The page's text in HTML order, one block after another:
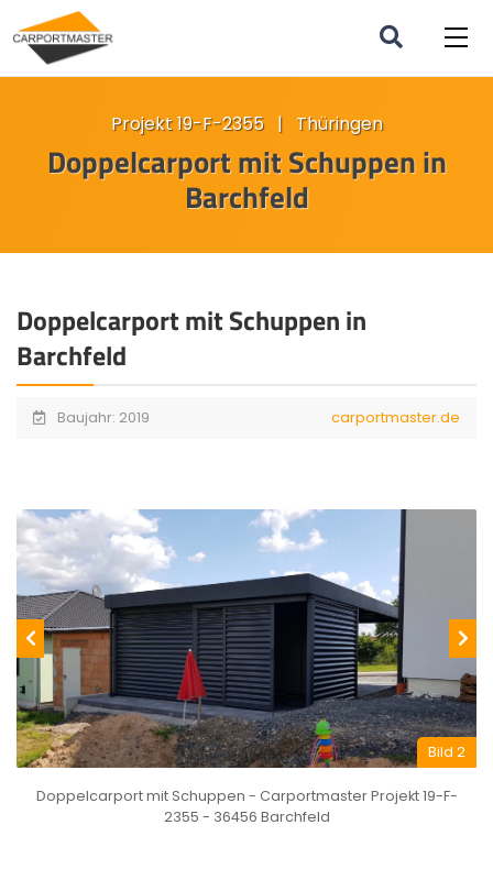
Projekt 19-F-2355 | Thüringen
Doppelcarport mit Schuppen in
Barchfeld
Doppelcarport mit Schuppen in
Barchfeld
Baujahr: 2019 carportmaster.de
Bild 2
Doppelcarport mit Schuppen - Carportmaster Projekt 19-F-
2355 - 36456 Barchfeld